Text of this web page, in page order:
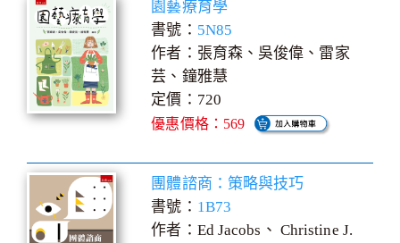
園藝療育學
書號： 5N85
作者：張育森、吳俊偉、雷家
芸、鐘雅慧
定價：720
優惠價格：569
團體諮商：策略與技巧
書號： 1B73
作者：Ed Jacobs、 Christine J.